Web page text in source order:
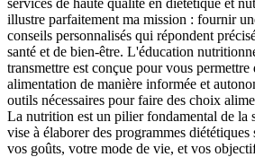
illustre parfaitement ma mission : fournir
conseils personnalisés qui répondent
santé et de bien-être. L'éducation
transmettre est conçue pour vous
alimentation de manière informée et
outils nécessaires pour faire des choix
La nutrition est un pilier fondamental de la
vise à élaborer des programmes
vos goûts, votre mode de vie, et vos